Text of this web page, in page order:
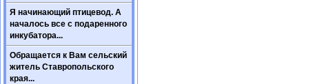
Я начинающий птицевод. А
началось все с подаренного
инкубатора...
Обращается к Вам сельский
житель Ставропольского
края...